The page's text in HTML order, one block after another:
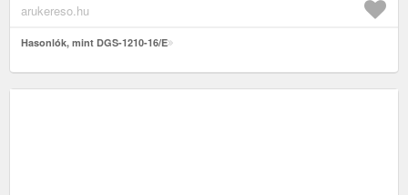
arukereso.hu
Hasonlók, mint DGS-1210-16/E